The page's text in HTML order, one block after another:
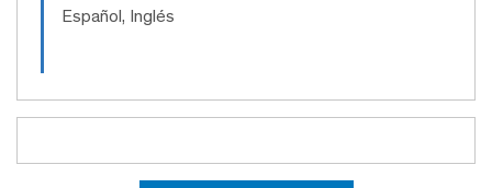
Español, Inglés